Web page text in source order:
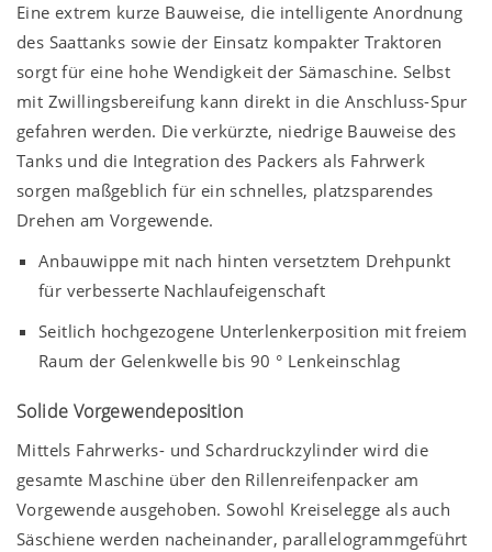
Eine extrem kurze Bauweise, die intelligente Anordnung
des Saattanks sowie der Einsatz kompakter Traktoren
sorgt für eine hohe Wendigkeit der Sämaschine. Selbst
mit Zwillingsbereifung kann direkt in die Anschluss-Spur
gefahren werden. Die verkürzte, niedrige Bauweise des
Tanks und die Integration des Packers als Fahrwerk
sorgen maßgeblich für ein schnelles, platzsparendes
Drehen am Vorgewende.
Anbauwippe mit nach hinten versetztem Drehpunkt
für verbesserte Nachlaufeigenschaft
Seitlich hochgezogene Unterlenkerposition mit freiem
Raum der Gelenkwelle bis 90 ° Lenkeinschlag
Solide Vorgewendeposition
Mittels Fahrwerks- und Schardruckzylinder wird die
gesamte Maschine über den Rillenreifenpacker am
Vorgewende ausgehoben. Sowohl Kreiselegge als auch
Säschiene werden nacheinander, parallelogrammgeführt